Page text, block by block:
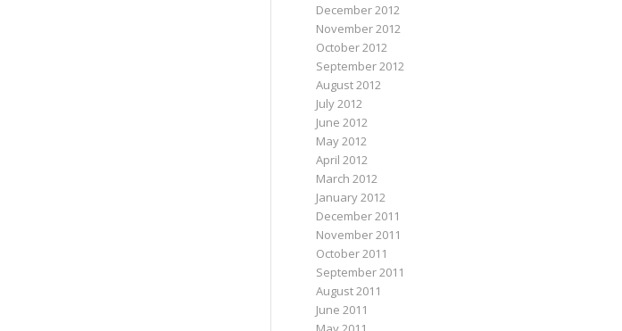
December 2012
November 2012
October 2012
September 2012
August 2012
July 2012
June 2012
May 2012
April 2012
March 2012
January 2012
December 2011
November 2011
October 2011
September 2011
August 2011
June 2011